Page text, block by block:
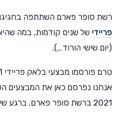
רשת סופר פארם השתתפה
פריידי
(יום שישי הורוד…).
אנחנו נפרסם כאן את המבצעים
2021 ברשת סופר פארם, ברגע שיתפרסמו.